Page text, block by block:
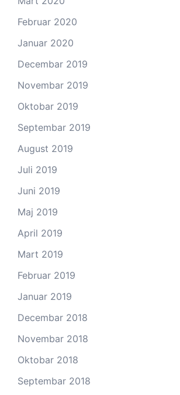
Februar 2020
Januar 2020
Decembar 2019
Novembar 2019
Oktobar 2019
Septembar 2019
August 2019
Juli 2019
Juni 2019
Maj 2019
April 2019
Mart 2019
Februar 2019
Januar 2019
Decembar 2018
Novembar 2018
Oktobar 2018
Septembar 2018